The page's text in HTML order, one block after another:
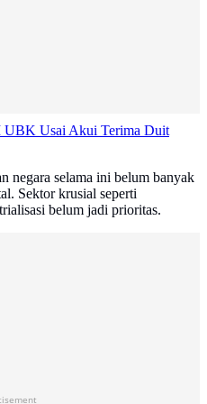
UBK Usai Akui Terima Duit
negara selama ini belum banyak
Sektor krusial seperti
belum jadi prioritas.